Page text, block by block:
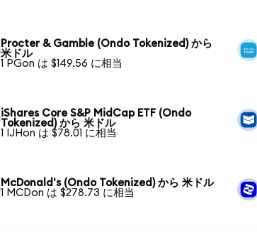
Procter & Gamble (Ondo Tokenized) から
米ドル
1 PGon は $149.56 に相当
iShares Core S&P MidCap ETF (Ondo
Tokenized) から 米ドル
1 IJHon は $78.01 に相当
McDonald's (Ondo Tokenized) から 米ドル
1 MCDon は $278.73 に相当